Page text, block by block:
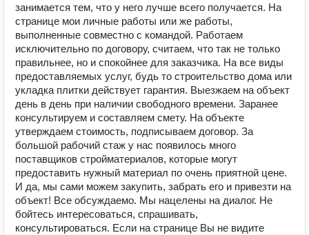
занимается тем, что у него лучше всего получается. На
странице мои личные работы или же работы,
выполненные совместно с командой. Работаем
исключительно по договору, считаем, что так не только
правильнее, но и спокойнее для заказчика. На все виды
предоставляемых услуг, будь то строительство дома или
укладка плитки действует гарантия. Выезжаем на объект
день в день при наличии свободного времени. Заранее
консультируем и составляем смету. На объекте
утверждаем стоимость, подписываем договор. За
большой рабочий стаж у нас появилось много
поставщиков стройматериалов, которые могут
предоставить нужный материал по очень приятной цене.
И да, мы сами можем закупить, забрать его и привезти на
объект! Все обсуждаемо. Мы нацелены на диалог. Не
бойтесь интересоваться, спрашивать,
консультироваться. Если на странице Вы не видите